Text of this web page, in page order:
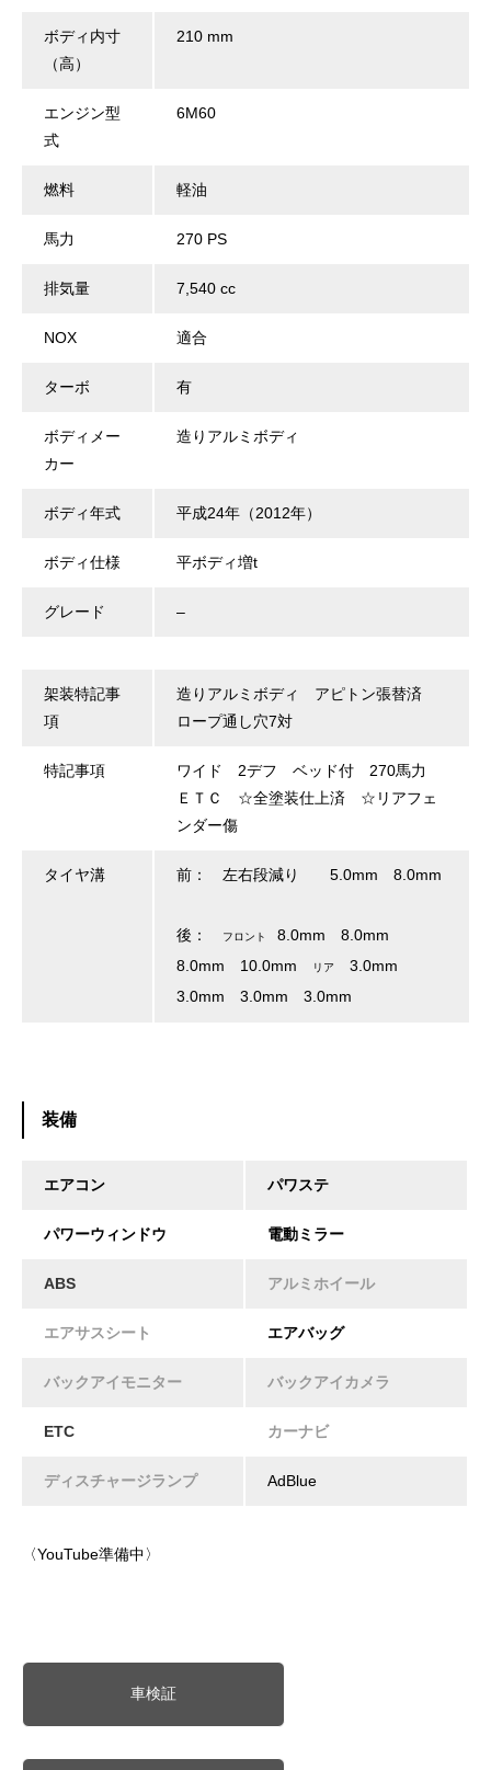
ボディ内寸
（高）
210 mm
エンジン型
式
6M60
燃料 軽油
馬力 270 PS
排気量 7,540 cc
NOX 適合
ターボ 有
ボディメー
カー
造りアルミボディ
ボディ年式 平成24年（2012年）
ボディ仕様 平ボディ増t
グレード –
架装特記事
項
造りアルミボディ アピトン張替済
ロープ通し穴7対
特記事項
ワイド 2デフ ベッド付 270馬力
ＥＴＣ ☆全塗装仕上済 ☆リアフェ
ンダー傷
タイヤ溝 前： 左右段減り 5.0mm 8.0mm
後： フロント 8.0mm 8.0mm
8.0mm 10.0mm
リア
3.0mm
3.0mm 3.0mm 3.0mm
装備
エアコン パワステ
パワーウィンドウ 電動ミラー
ABS アルミホイール
エアサスシート エアバッグ
バックアイモニター バックアイカメラ
ETC カーナビ
ディスチャージランプ AdBlue
〈YouTube準備中〉
車検証